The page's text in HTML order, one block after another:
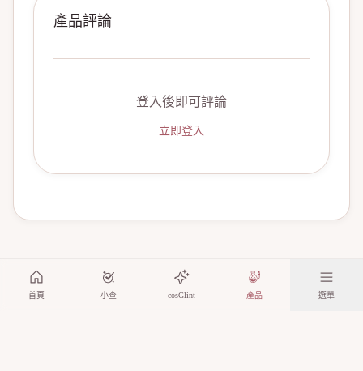
產品評論
登入後即可評論
立即登入
首頁 小查 cosGlint 產品 選單